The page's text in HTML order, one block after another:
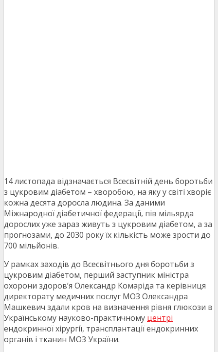
14 листопада відзначається Всесвітній день боротьби
з цукровим діабетом – хворобою, на яку у світі хворіє
кожна десята доросла людина. За даними
Міжнародної діабетичної федерації, пів мільярда
дорослих уже зараз живуть з цукровим діабетом, а за
прогнозами, до 2030 року їх кількість може зрости до
700 мільйонів.
У рамках заходів до Всесвітнього дня боротьби з
цукровим діабетом, перший заступник міністра
охорони здоровʼя Олександр Комаріда та керівниця
директорату медичних послуг МОЗ Олександра
Машкевич здали кров на визначення рівня глюкози в
Українському науково-практичному центрі
ендокринної хірургії, трансплантації ендокринних
органів і тканин МОЗ України.